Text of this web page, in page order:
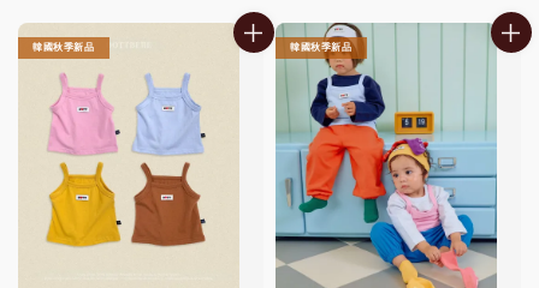
韓國秋季新品 韓國秋季新品